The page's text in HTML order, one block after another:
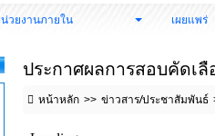
วยงานภายใน เผยแพร่
ประกาศผลการสอบคัดเ
หน้าหลัก ข่าวสาร/ประชาสัมพันธ์